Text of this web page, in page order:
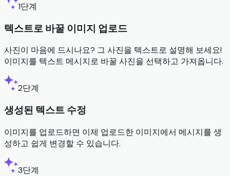
1단계
텍스트로 바꿀 이미지 업로드
사진이 마음에 드시나요? 그 사진을 텍스트로 설명해 보세요!
이미지를 텍스트 메시지로 바꿀 사진을 선택하고 가져옵니다.
2단계
생성된 텍스트 수정
이미지를 업로드하면 이제 업로드한 이미지에서 메시지를 생
성하고 쉽게 변경할 수 있습니다.
3단계